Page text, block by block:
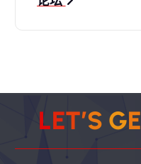
航
LET’S GE